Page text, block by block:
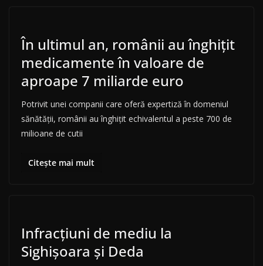
În ultimul an, românii au înghițit
medicamente în valoare de
aproape 7 miliarde euro
Potrivit unei companii care oferă expertiză în domeniul
sănătății, românii au înghițit echivalentul a peste 700 de
milioane de cutii
Citește mai mult
Infracțiuni de mediu la
Sighișoara și Deda